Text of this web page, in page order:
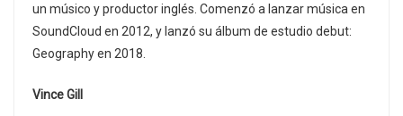
un músico y productor inglés. Comenzó a lanzar música en
SoundCloud en 2012, y lanzó su álbum de estudio debut:
Geography en 2018.
Vince Gill